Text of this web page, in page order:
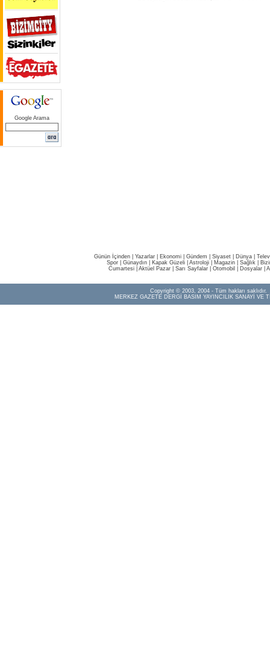
Google Arama
Günün İçinden Yazarlar Ekonomi Gündem Siyaset Dünya |
Spor
Günaydın Kapak Güzeli Astroloji Magazin Sağlık
Cumartesi| Aktüel Pazar| Sarı Sayfalar| Otomobil Dosyalar|
Copyright © 2003, 2004 - Tüm hakları saklıdır.
MERKEZ GAZETE DERGİ BASIM YAYINCILIK SANAYİ VE